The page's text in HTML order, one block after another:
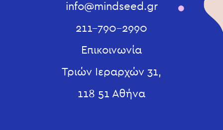
info@mindseed.gr
211-790-2990
Επικοινωνία
Τριών Ιεραρχών 31,
118 51 Αθήνα